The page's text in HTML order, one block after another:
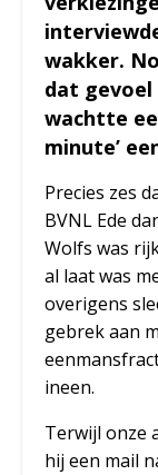
wakker.
dat gevoel
wachtte
minute’
Precies zes
BVNL Ede
Wolfs was
al laat was
overigens
gebrek aan
ineen.
Terwijl onze
hij een mail